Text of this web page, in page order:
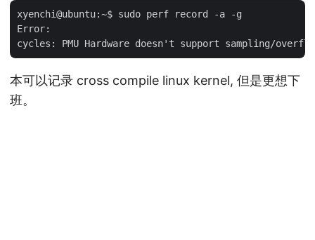
xyenchi@ubuntu:~$ sudo perf record -a -g
Error:
本可以记录 cross compile linux kernel, 但是更想下
班。